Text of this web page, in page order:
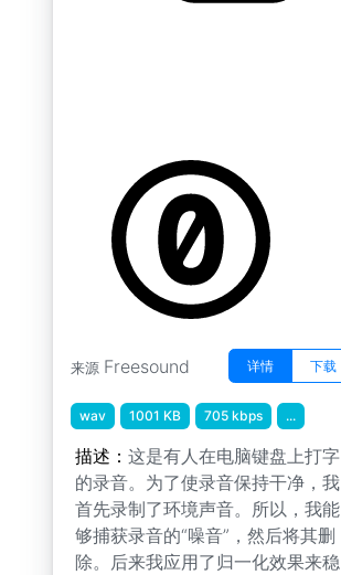
来源 Freesound 详情 下载
wav 1001 KB 705 kbps ...
描述： 这是有人在电脑键盘上打字
的录音。为了使录音保持干净，我
首先录制了环境声音。所以，我能
够捕获录音的“噪音”，然后将其删
除。后来我应用了归一化效果来稳